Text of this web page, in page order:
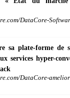
DataCore-
sa plate-forme de
services hyper-
DataCore-